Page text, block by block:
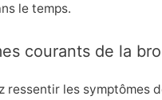
le temps.
courants de la
ressentir les symptômes